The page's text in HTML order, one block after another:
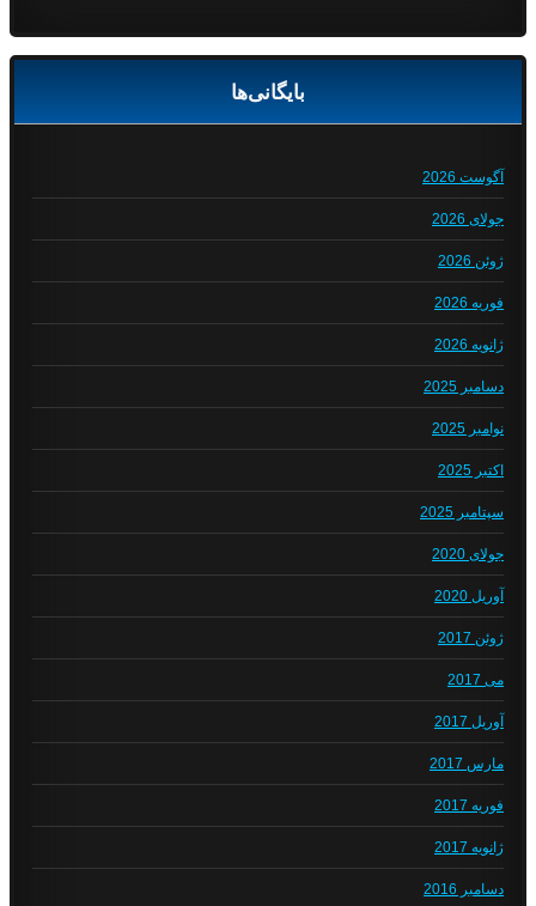
بایگانی‌ها
آگوست 2026
جولای 2026
ژوئن 2026
فوریه 2026
ژانویه 2026
دسامبر 2025
نوامبر 2025
اکتبر 2025
سپتامبر 2025
جولای 2020
آوریل 2020
ژوئن 2017
می 2017
آوریل 2017
مارس 2017
فوریه 2017
ژانویه 2017
دسامبر 2016